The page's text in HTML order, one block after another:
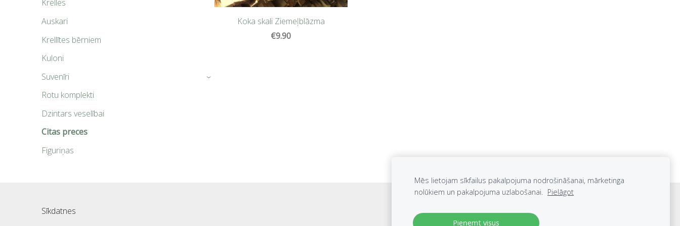
Krelles
Auskari
Krellītes bērniem
Kuloni
Suvenīri
›
Rotu komplekti
Dzintars veselībai
Citas preces
Figuriņas
Koka skali Ziemeļblāzma
€9.90
Sīkdatnes
Mēs lietojam sīkfailus pakalpojuma nodrošināšanai, mārketinga
nolūkiem un pakalpojuma uzlabošanai. Pielāgot
Pieņemt visus